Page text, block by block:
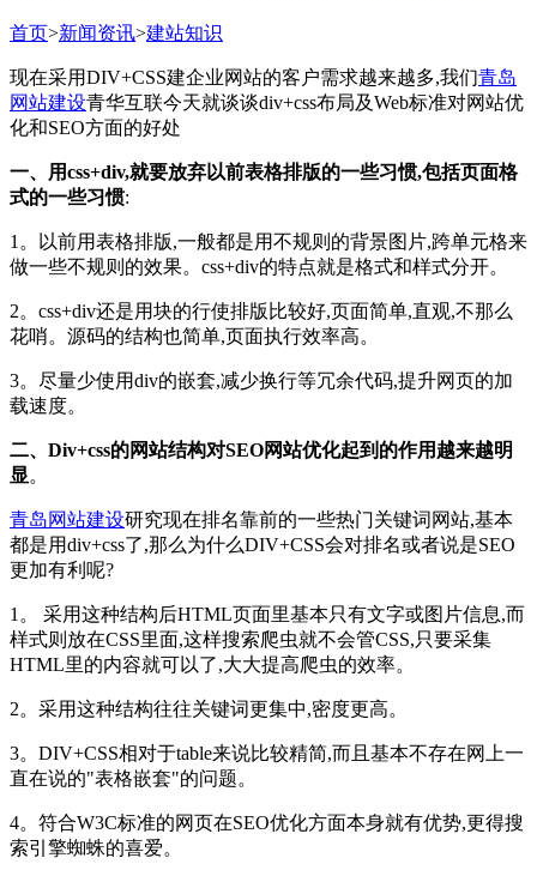
首页>新闻资讯>建站知识
现在采用DIV+CSS建企业网站的客户需求越来越多,我们青岛
网站建设青华互联今天就谈谈div+css布局及Web标准对网站优
化和SEO方面的好处
一、用css+div,就要放弃以前表格排版的一些习惯,包括页面格
式的一些习惯:
1。以前用表格排版,一般都是用不规则的背景图片,跨单元格来
做一些不规则的效果。css+div的特点就是格式和样式分开。
2。css+div还是用块的行使排版比较好,页面简单,直观,不那么
花哨。源码的结构也简单,页面执行效率高。
3。尽量少使用div的嵌套,减少换行等冗余代码,提升网页的加
载速度。
二、Div+css的网站结构对SEO网站优化起到的作用越来越明
显。
青岛网站建设研究现在排名靠前的一些热门关键词网站,基本
都是用div+css了,那么为什么DIV+CSS会对排名或者说是SEO
更加有利呢?
1。 采用这种结构后HTML页面里基本只有文字或图片信息,而
样式则放在CSS里面,这样搜索爬虫就不会管CSS,只要采集
HTML里的内容就可以了,大大提高爬虫的效率。
2。采用这种结构往往关键词更集中,密度更高。
3。DIV+CSS相对于table来说比较精简,而且基本不存在网上一
直在说的"表格嵌套"的问题。
4。符合W3C标准的网页在SEO优化方面本身就有优势,更得搜
索引擎蜘蛛的喜爱。